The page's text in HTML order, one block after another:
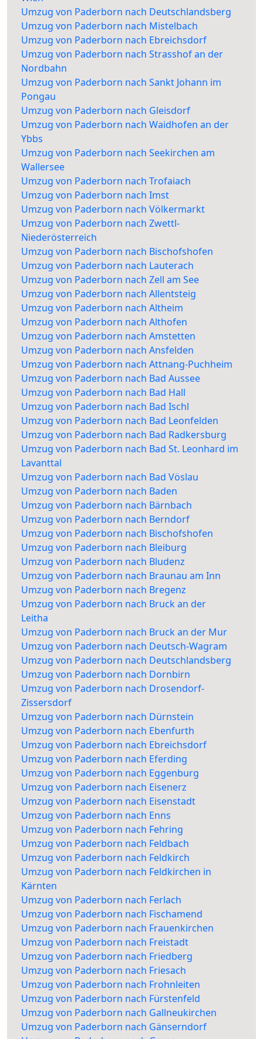
Umzug von Paderborn nach Deutschlandsberg
Umzug von Paderborn nach Mistelbach
Umzug von Paderborn nach Ebreichsdorf
Umzug von Paderborn nach Strasshof an der
Nordbahn
Umzug von Paderborn nach Sankt Johann im
Pongau
Umzug von Paderborn nach Gleisdorf
Umzug von Paderborn nach Waidhofen an der
Ybbs
Umzug von Paderborn nach Seekirchen am
Wallersee
Umzug von Paderborn nach Trofaiach
Umzug von Paderborn nach Imst
Umzug von Paderborn nach Völkermarkt
Umzug von Paderborn nach Zwettl-
Niederösterreich
Umzug von Paderborn nach Bischofshofen
Umzug von Paderborn nach Lauterach
Umzug von Paderborn nach Zell am See
Umzug von Paderborn nach Allentsteig
Umzug von Paderborn nach Altheim
Umzug von Paderborn nach Althofen
Umzug von Paderborn nach Amstetten
Umzug von Paderborn nach Ansfelden
Umzug von Paderborn nach Attnang-Puchheim
Umzug von Paderborn nach Bad Aussee
Umzug von Paderborn nach Bad Hall
Umzug von Paderborn nach Bad Ischl
Umzug von Paderborn nach Bad Leonfelden
Umzug von Paderborn nach Bad Radkersburg
Umzug von Paderborn nach Bad St. Leonhard im
Lavanttal
Umzug von Paderborn nach Bad Vöslau
Umzug von Paderborn nach Baden
Umzug von Paderborn nach Bärnbach
Umzug von Paderborn nach Berndorf
Umzug von Paderborn nach Bischofshofen
Umzug von Paderborn nach Bleiburg
Umzug von Paderborn nach Bludenz
Umzug von Paderborn nach Braunau am Inn
Umzug von Paderborn nach Bregenz
Umzug von Paderborn nach Bruck an der
Leitha
Umzug von Paderborn nach Bruck an der Mur
Umzug von Paderborn nach Deutsch-Wagram
Umzug von Paderborn nach Deutschlandsberg
Umzug von Paderborn nach Dornbirn
Umzug von Paderborn nach Drosendorf-
Zissersdorf
Umzug von Paderborn nach Dürnstein
Umzug von Paderborn nach Ebenfurth
Umzug von Paderborn nach Ebreichsdorf
Umzug von Paderborn nach Eferding
Umzug von Paderborn nach Eggenburg
Umzug von Paderborn nach Eisenerz
Umzug von Paderborn nach Eisenstadt
Umzug von Paderborn nach Enns
Umzug von Paderborn nach Fehring
Umzug von Paderborn nach Feldbach
Umzug von Paderborn nach Feldkirch
Umzug von Paderborn nach Feldkirchen in
Kärnten
Umzug von Paderborn nach Ferlach
Umzug von Paderborn nach Fischamend
Umzug von Paderborn nach Frauenkirchen
Umzug von Paderborn nach Freistadt
Umzug von Paderborn nach Friedberg
Umzug von Paderborn nach Friesach
Umzug von Paderborn nach Frohnleiten
Umzug von Paderborn nach Fürstenfeld
Umzug von Paderborn nach Gallneukirchen
Umzug von Paderborn nach Gänserndorf